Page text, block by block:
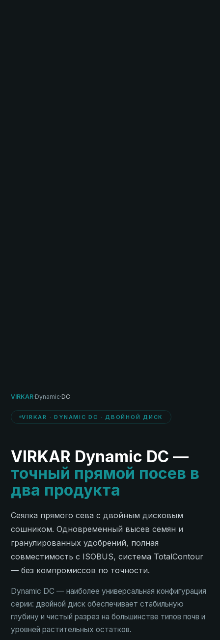
VIRKAR·Dynamic·DC
VIRKAR · DYNAMIC DC · ДВОЙНОЙ ДИСК
VIRKAR Dynamic DC —
точный прямой посев в
два продукта
Сеялка прямого сева с двойным дисковым
сошником. Одновременный высев семян и
гранулированных удобрений, полная
совместимость с ISOBUS, система TotalContour
— без компромиссов по точности.
Dynamic DC — наиболее универсальная конфигурация
серии: двойной диск обеспечивает стабильную
глубину и чистый разрез на большинстве типов почв и
уровней растительных остатков.